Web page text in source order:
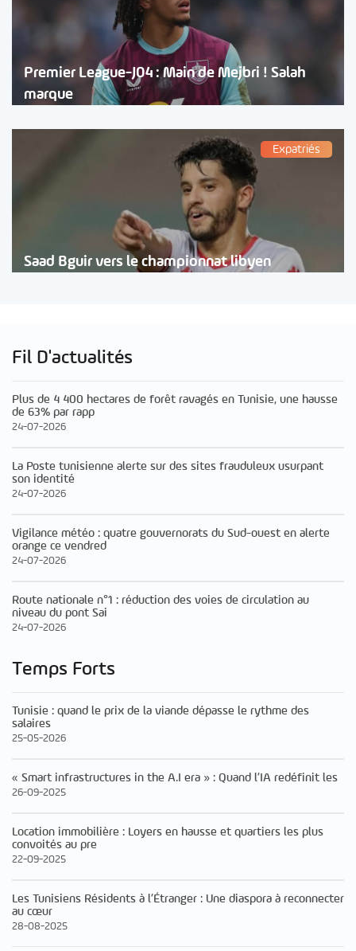
Premier League-J04 : Main de Mejbri ! Salah
marque
Expatriés
Saad Bguir vers le championnat libyen
Fil D'actualités
Plus de 4 400 hectares de forêt ravagés en Tunisie, une hausse
de 63% par rapp
24-07-2026
La Poste tunisienne alerte sur des sites frauduleux usurpant
son identité
24-07-2026
Vigilance météo : quatre gouvernorats du Sud-ouest en alerte
orange ce vendred
24-07-2026
Route nationale n°1 : réduction des voies de circulation au
niveau du pont Sai
24-07-2026
Temps Forts
Tunisie : quand le prix de la viande dépasse le rythme des
salaires
25-05-2026
« Smart infrastructures in the A.I era » : Quand l’IA redéfinit les
26-09-2025
Location immobilière : Loyers en hausse et quartiers les plus
convoités au pre
22-09-2025
Les Tunisiens Résidents à l’Étranger : Une diaspora à reconnecter
au cœur
28-08-2025